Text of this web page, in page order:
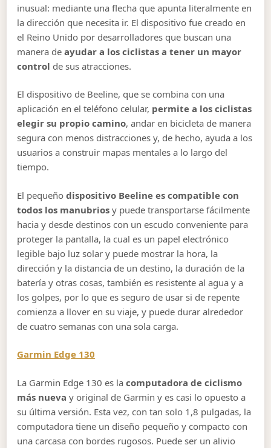
inusual: mediante una flecha que apunta literalmente en
la dirección que necesita ir. El dispositivo fue creado en
el Reino Unido por desarrolladores que buscan una
manera deayudar a los ciclistas a tener un mayor
control de sus atracciones.
El dispositivo de Beeline, que se combina con una
aplicación en el teléfono celular, permite a los ciclistas
elegir su propio camino, andar en bicicleta de manera
segura con menos distracciones y, de hecho, ayuda a los
usuarios a construir mapas mentales a lo largo del
tiempo.
El pequeñodispositivo Beeline es compatible con
todos los manubrios y puede transportarse fácilmente
hacia y desde destinos con un escudo conveniente para
proteger la pantalla, la cual es un papel electrónico
legible bajo luz solar y puede mostrar la hora, la
dirección y la distancia de un destino, la duración de la
batería y otras cosas, también es resistente al agua y a
los golpes, por lo que es seguro de usar si de repente
comienza a llover en su viaje, y puede durar alrededor
de cuatro semanas con una sola carga.
Garmin Edge 130
La Garmin Edge 130 es lacomputadora de ciclismo
más nueva y original de Garmin y es casi lo opuesto a
su última versión. Esta vez, con tan solo 1,8 pulgadas, la
computadora tiene un diseño pequeño y compacto con
una carcasa con bordes rugosos. Puede ser un alivio